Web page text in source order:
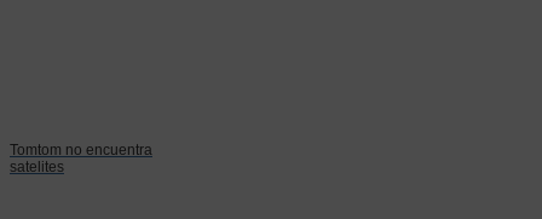
Tomtom no encuentra
satelites